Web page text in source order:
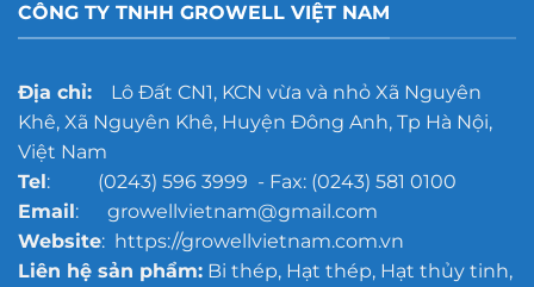
CÔNG TY TNHH GROWELL VIỆT NAM
Địa chỉ:Lô Đất CN1, KCN vừa và nhỏ Xã Nguyên
Khê, Xã Nguyên Khê, Huyện Đông Anh, Tp Hà Nội,
Việt Nam
Tel: (0243) 596 3999 - Fax: (0243) 581 0100
Email: growellvietnam@gmail.com
Website: https://growellvietnam.com.vn
Liên hệ sản phẩm:Bi thép, Hạt thép, Hạt thủy tinh,